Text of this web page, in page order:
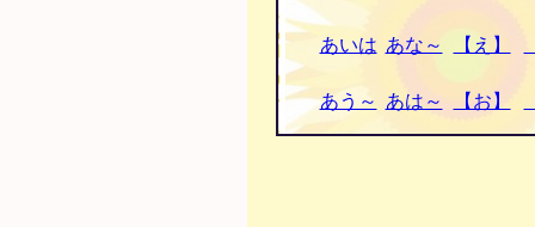
あいは あな～ 【え】
あう～ あは～ 【お】